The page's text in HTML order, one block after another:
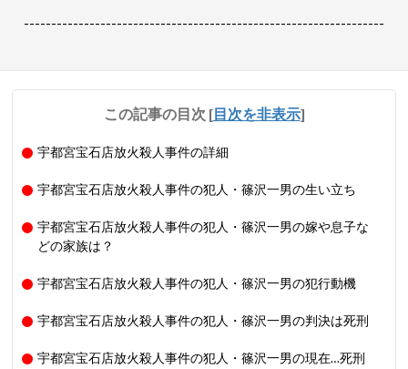
------------------------------------------------------------------
この記事の目次 [目次を非表示]
宇都宮宝石店放火殺人事件の詳細
宇都宮宝石店放火殺人事件の犯人・篠沢一男の生い立ち
宇都宮宝石店放火殺人事件の犯人・篠沢一男の嫁や息子な
どの家族は？
宇都宮宝石店放火殺人事件の犯人・篠沢一男の犯行動機
宇都宮宝石店放火殺人事件の犯人・篠沢一男の判決は死刑
宇都宮宝石店放火殺人事件の犯人・篠沢一男の現在…死刑